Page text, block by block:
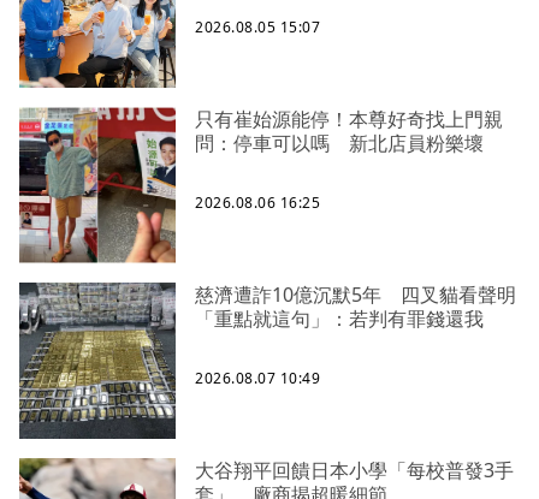
2026.08.05 15:07
只有崔始源能停！本尊好奇找上門親
問：停車可以嗎 新北店員粉樂壞
2026.08.06 16:25
慈濟遭詐10億沉默5年 四叉貓看聲明
「重點就這句」：若判有罪錢還我
2026.08.07 10:49
大谷翔平回饋日本小學「每校普發3手
套」 廠商揭超暖細節